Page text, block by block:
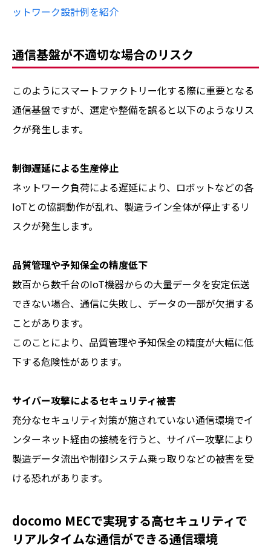
ットワーク設計例を紹介
通信基盤が不適切な場合のリスク
このようにスマートファクトリー化する際に重要となる
通信基盤ですが、選定や整備を誤ると以下のようなリス
クが発生します。
制御遅延による生産停止
ネットワーク負荷による遅延により、ロボットなどの各
IoTとの協調動作が乱れ、製造ライン全体が停止するリ
スクが発生します。
品質管理や予知保全の精度低下
数百から数千台のIoT機器からの大量データを安定伝送
できない場合、通信に失敗し、データの一部が欠損する
ことがあります。
このことにより、品質管理や予知保全の精度が大幅に低
下する危険性があります。
サイバー攻撃によるセキュリティ被害
充分なセキュリティ対策が施されていない通信環境でイ
ンターネット経由の接続を行うと、サイバー攻撃により
製造データ流出や制御システム乗っ取りなどの被害を受
ける恐れがあります。
docomo MECで実現する高セキュリティで
リアルタイムな通信ができる通信環境